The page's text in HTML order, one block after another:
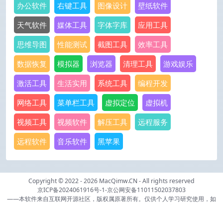
办公软件
右键工具 图像设计
壁纸软件
天气软件
媒体工具 字体字库
应用工具
思维导图
性能测试 截图工具
效率工具
数据恢复
模拟器 浏览器 清理工具
游戏娱乐
激活工具
生活实用 系统工具
编程开发
网络工具
菜单栏工具 虚拟定位
虚拟机
视频工具
视频软件 解压工具
远程服务
远程软件
音乐软件 黑苹果
Copyright © 2022 - 2026 MacQimw.CN - All rights reserved
京ICP备2024061916号-1-京公网安备11011502037803
——本软件来自互联网开源社区，版权属原著所有。仅供个人学习研究使用，如